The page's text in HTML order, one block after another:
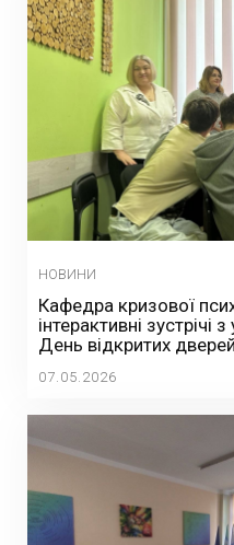
НОВИНИ
Кафедра кризової
інтерактивні
День відкритих дверей
07.05.2026